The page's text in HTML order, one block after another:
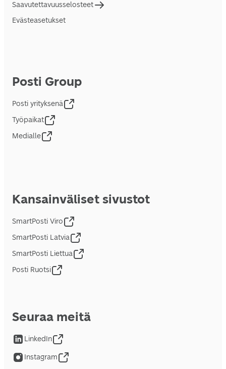
Saavutettavuusselosteet
Evästeasetukset
Posti Group
Posti yrityksenä
Työpaikat
Medialle
Kansainväliset sivustot
SmartPosti Viro
SmartPosti Latvia
SmartPosti Liettua
Posti Ruotsi
Seuraa meitä
LinkedIn
Instagram